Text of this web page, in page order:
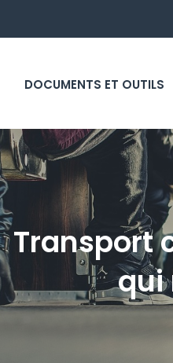
DOCUMENTS ET OUTILS
Transport
qui